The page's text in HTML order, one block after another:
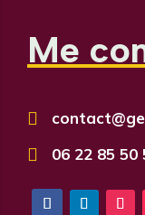
Me

 06 22 85 50